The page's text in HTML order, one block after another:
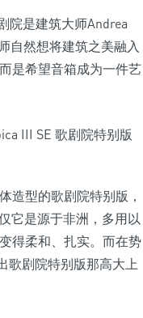
院是建筑大师Andrea
自然想将建筑之美融入
是希望音箱成为一件艺
造型的歌剧院特别版，
它是源于非洲，多用以
得柔和、扎实。而在势
歌剧院特别版那高大上